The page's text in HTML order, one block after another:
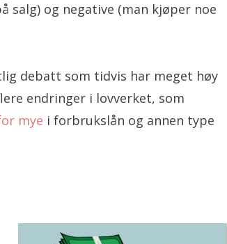
salg) og negative (man kjøper noe
debatt som tidvis har meget høy
endringer i lovverket, som
mye i forbrukslån og annen type